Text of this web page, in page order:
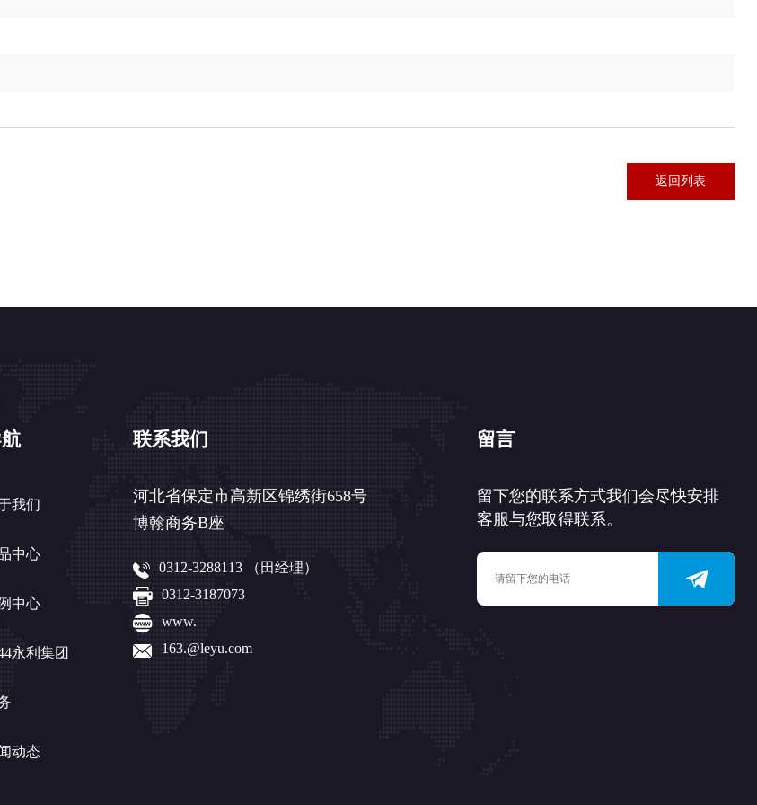
返回列表
我们
中心
中心
永利集团
动态
联系我们
河北省保定市高新区锦绣街658号
博翰商务B座
0312-3288113 （田经理）
0312-3187073
www.
163.@leyu.com
留言
留下您的联系方式我们会尽快安排
客服与您取得联系。